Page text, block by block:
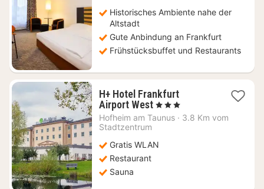
€
Historisches Ambiente nahe der
Altstadt
Gute Anbindung an Frankfurt
Frühstücksbuffet und Restaurants
H+ Hotel Frankfurt
Airport West1
Nacht
€
, 3 Sterne
Hofheim am Taunus · 3.8 Km vom
Stadtzentrum
Gratis WLAN
Restaurant
Sauna